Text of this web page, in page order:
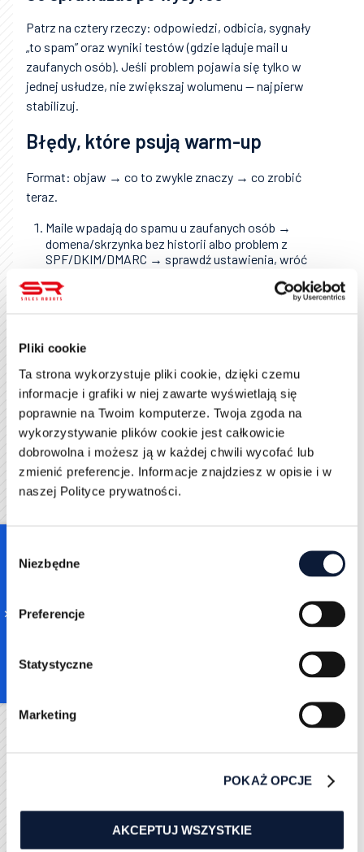
Pliki cookie
Ta strona wykorzystuje pliki cookie, dzięki czemu
informacje i grafiki w niej zawarte wyświetlają się
poprawnie na Twoim komputerze. Twoja zgoda na
wykorzystywanie plików cookie jest całkowicie
dobrowolna i możesz ją w każdej chwili wycofać lub
zmienić preferencje. Informacje znajdziesz w opisie i w
naszej Polityce prywatności.
Selection
Niezbędne
Preferencje
Statystyczne
Marketing
POKAŻ OPCJE
AKCEPTUJ WSZYSTKIE
Patrz na cztery rzeczy: odpowiedzi, odbicia, sygnały
„to spam” oraz wyniki testów (gdzie ląduje mail u
zaufanych osób). Jeśli problem pojawia się tylko w
jednej usłudze, nie zwiększaj wolumenu — najpierw
stabilizuj.
Błędy, które psują warm-up
Format: objaw → co to zwykle znaczy → co zrobić
teraz.
Maile wpadają do spamu u zaufanych osób →
domena/skrzynka bez historii albo problem z
SPF/DKIM/DMARC → sprawdź ustawienia, wróć
Dużo odbić twardych → lista jest zła lub
pasuje albo maile idą nierówno → skróć mail,
dopasuj grupę, sprawdź folder spam.
Odpowiedzi „proszę nie pisać” → za szeroka grupa
lub zbyt agresywny ton → zawęź segment i daj
Nagły skok wysyłki po przerwie → filtry widzą
„anomalię” → wróć do stałego rytmu, bez
nadrabiania.
Ten sam tekst do wszystkich → wygląda jak
marketingowego → uprość, link tylko jeśli
Skracacze linków → częściej kojarzą się ze
spamem → używaj normalnej, firmowej domeny.
Nie obsługujesz wypisów → rosną skargi → wypis
= koniec kontaktu, bez dyskusji.
Wysyłasz z domeny bez strony i bez podpisu →
Łączysz cold mailing z newsletterem na tej samej
(sprzedaż osobno).